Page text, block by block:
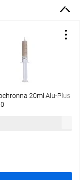
20ml Alu-Plus